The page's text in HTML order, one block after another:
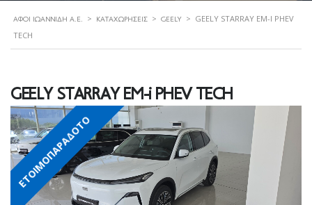
ΑΦΟΊ ΙΩΑΝΝΊΔΗ Α.Ε. > ΚΑΤΑΧΩΡΉΣΕΙΣ > GEELY > GEELY STARRAY EM-I PHEV
TECH
GEELY STARRAY EM-i PHEV TECH
ΕΤΟΙΜΟΠΑΡΑΔΟΤΟ